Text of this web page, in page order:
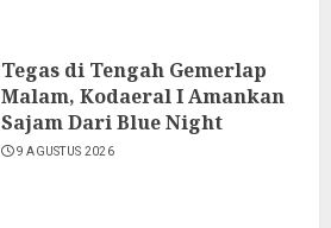
Tegas di Tengah Gemerlap
Malam, Kodaeral I Amankan
Sajam Dari Blue Night
9 AGUSTUS 2026